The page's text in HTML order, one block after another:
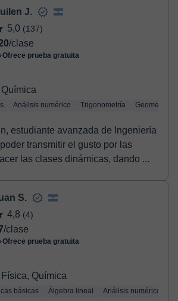
de la clase, recibirás un e-mail de
J.
5,0 (137)
/clase
Ofrece prueba gratuita
Análisis numérico Trigonometría Geometría
estudiante avanzada de Ingeniería
transmitir el gusto por las
las clases dinámicas, dando ...
S.
4,8 (4)
/clase
Ofrece prueba gratuita
Química
básicas Álgebra lineal Análisis numérico